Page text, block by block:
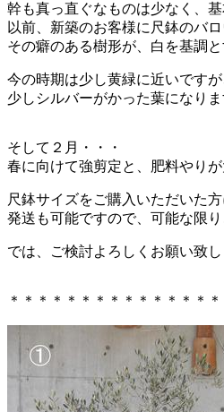
幹も真っ直ぐなものは少なく、
以前、新築のお客様に尺鉢のバ
その癖のある樹形が、白を基調
今の時期は少し黄緑に近いです
少しシルバーがかった葉になりま
そして２月・・・
春に向けて強剪定と、肥料やりが
尺鉢サイズをご購入いただいた
発送も可能ですので、可能な限
では、ご検討よろしくお願い致し
＊＊＊＊＊＊＊＊＊＊＊＊＊＊